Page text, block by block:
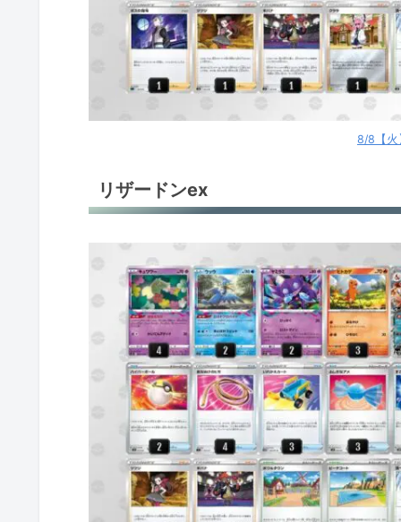
パオジアンex
パオジアンex
ロストギラティナ
ロストギラティナ
ロストギラティナ
ロストギラティナ
ロストギラティナ
ロストギラティナ
ロストギラティナ
ロストギラティナ
ロストギラティナ
8/8【火
リザードンex